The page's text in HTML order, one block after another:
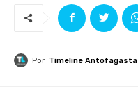
Por Timeline Antofagasta